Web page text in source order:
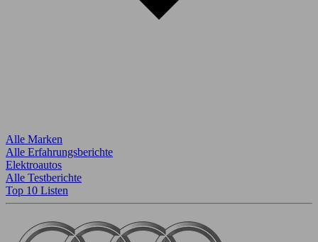
Alle Marken
Alle Erfahrungsberichte
Elektroautos
Alle Testberichte
Top 10 Listen